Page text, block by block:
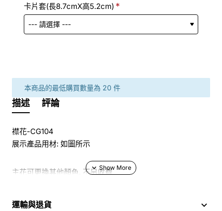
卡片套(長8.7cmX高5.2cm)
本商品的最低購買數量為 20 件
描述 評論
襟花-CG104
展示產品用材: 如圖所示
主花可更換其他顏色, 不另收費
於花店訂花, 隨花束附送精美心意咭一張, 歡迎到本花店查詢
運輸與退貨